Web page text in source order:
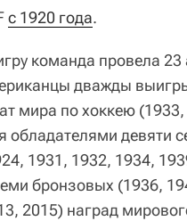
с 1920 года.
команда провела 23
дважды
мира по хоккею
обладателями девяти
1931, 1932, 1934,
бронзовых (1936,
2015) наград